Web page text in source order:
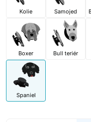
Kolie Samojed
Boxer Bull teriér
Spaniel